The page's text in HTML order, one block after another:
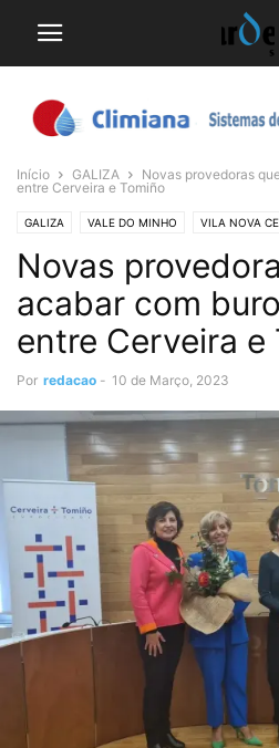
Início GALIZA
Novas provedoras
entre Cerveira e Tomiño
GALIZA VALE DO MINHO VILA NOVA
Novas
acabar com
entre Cerveira e
Por redacao - 10 de Março, 2023